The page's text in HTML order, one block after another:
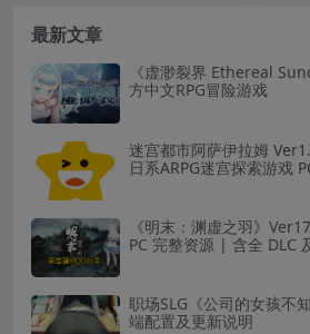
最新文章
《虚渺裂界 Ethereal
方中文RPG冒险游戏
迷宫都市阿萨伊拉姆
日系ARPG迷宫探索游戏
《明末：渊虚之羽》
PC 完整资源 | 含全 DLC
职场SLG《公司的女孩不
端配置及更新说明